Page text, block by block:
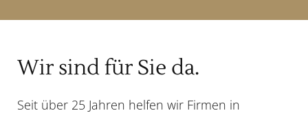
Wir sind für Sie da.
Seit über 25 Jahren helfen wir Firmen in